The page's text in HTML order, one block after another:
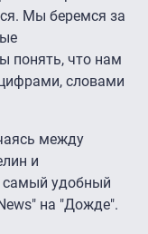
Мы беремся за
понять, что нам
словами
между
и
самый удобный
на "Дожде".